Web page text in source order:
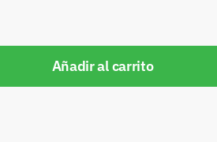
Añadir al carrito